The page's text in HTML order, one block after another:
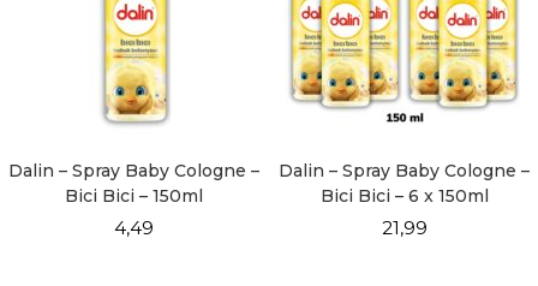
Dalin – Spray Baby Cologne –
Bici Bici – 150ml
4,49
Dalin – Spray Baby Cologne –
Bici Bici – 6 x 150ml
21,99